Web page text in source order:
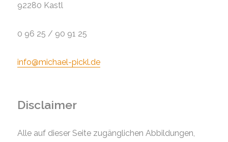
92280 Kastl
0 96 25 / 90 91 25
info@michael-pickl.de
Disclaimer
Alle auf dieser Seite zugänglichen Abbildungen,